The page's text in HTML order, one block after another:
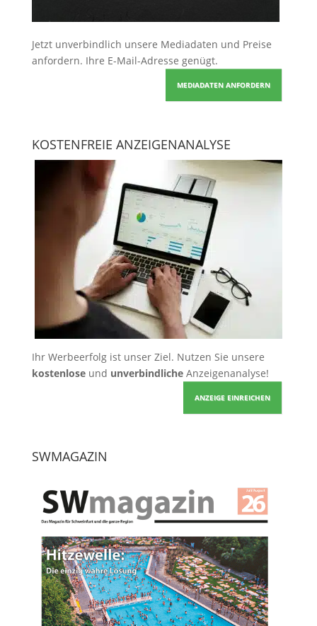
Jetzt unverbindlich unsere Mediadaten und Preise
anfordern. Ihre E-Mail-Adresse genügt.
MEDIADATEN ANFORDERN
KOSTENFREIE ANZEIGENANALYSE
Ihr Werbeerfolg ist unser Ziel. Nutzen Sie unsere
kostenloseund unverbindlicheAnzeigenanalyse!
ANZEIGE EINREICHEN
SWMAGAZIN